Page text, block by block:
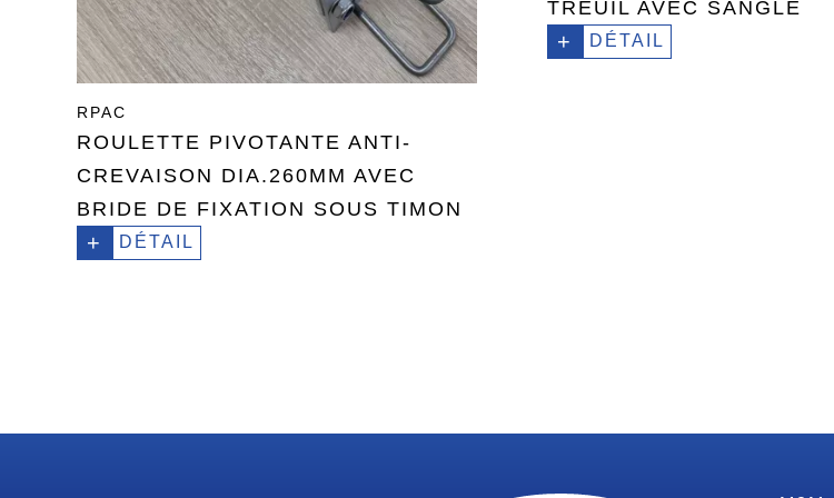
RPAC
ROULETTE PIVOTANTE ANTI-
CREVAISON DIA.260MM AVEC
BRIDE DE FIXATION SOUS TIMON
+ DÉTAIL
TREUIL AVEC SANGLE
+ DÉTAIL